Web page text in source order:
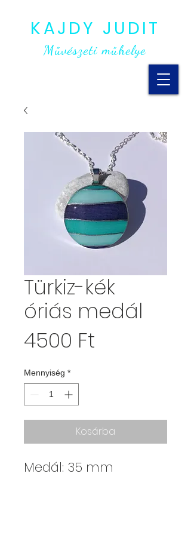
KAJDY JUDIT
Művészeti műhelye
Türkiz-kék
óriás medál
4500 Ft
Mennyiség *
Kosárba
Medál: 35 mm